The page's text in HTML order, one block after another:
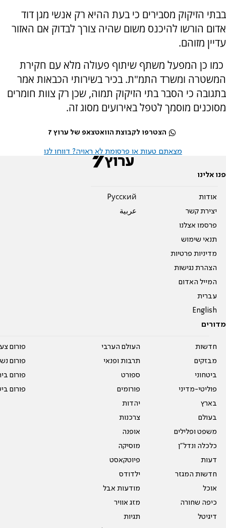
בבתי הזיקוק מסבירים כי בעת ההיא רק אנשי מגן דוד
אדום הורשו להיכנס משום שהיה צורך לבדוק אם האזור
עדיין מזוהם.
כמו כן המפעל משתף שיתוף פעולה מלא עם חקירת
המשטרה ומשרד התמ"ת. בכיר בשירותי הכבאות אמר
בתגובה כי הסבר בתי הזיקוק תמוה, שכן רק צוות חומרים
מסוכנים מוסמך לטפל באירועים מסוג זה.
הצטרפו לקבוצת הוואטצאפ של ערוץ 7
מצאתם טעות או פרסומת לא ראויה? דווחו לנו
פנו אלינו
אודות
יצירת קשר
פרסמו אצלנו
תנאי שימוש
מדיניות פרטיות
הצהרת נגישות
המייל האדום
עברית
English
Pусский
عربية
מדורים
חדשות
מבזקים
ביטחוני
פוליטי-מדיני
בארץ
בעולם
משפט ופלילים
כלכלה ונדל"ן
דעות
חדשות המגזר
אוכל
כיפה שחורה
דיגיטל
העולם הערבי
תרבות ופנאי
ספורט
פורומים
יהדות
צרכנות
אופנה
מוסיקה
פיוטקאסט
ילדודס
מודעות אבל
מזג אוויר
תגיות
פורום
פורום
פורום
פורום